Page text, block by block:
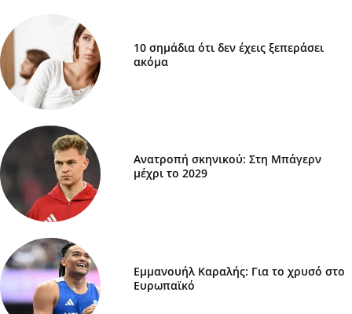
10 σημάδια ότι δεν έχεις ξεπεράσει
ακόμα
Ανατροπή σκηνικού: Στη Μπάγερν
μέχρι το 2029
Εμμανουήλ Καραλής: Για το χρυσό στο
Ευρωπαϊκό